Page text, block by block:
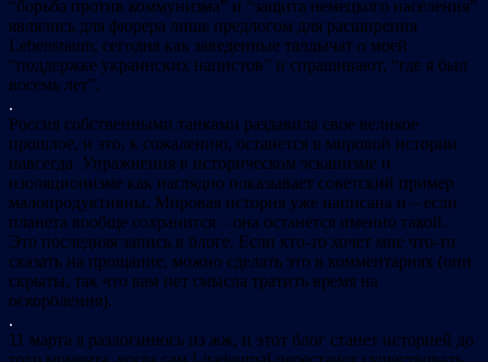
“борьба против коммунизма” и “защита немецкого населения”
являлись для фюрера лишь предлогом для расширения
Lebensraum, сегодня как заведенные талдычат о моей
“поддержке украинских нацистов” и спрашивают, “где я был
восемь лет”.
.
Россия собственными танками раздавила свое великое
прошлое, и это, к сожалению, останется в мировой истории
навсегда. Упражнения в историческом эскапизме и
изоляционизме как наглядно показывает советский пример
малопродуктивны. Мировая история уже написана и – если
планета вообще сохранится – она останется именно такой.
Это последняя запись в блоге. Если кто-то хочет мне что-то
сказать на прощание, можно сделать это в комментариях (они
скрыты, так что вам нет смысла тратить время на
оскорбления).
.
11 марта я разлогинюсь из жж, и этот блог станет историей до